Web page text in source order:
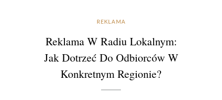
REKLAMA
Reklama W Radiu Lokalnym:
Jak Dotrzeć Do Odbiorców W
Konkretnym Regionie?